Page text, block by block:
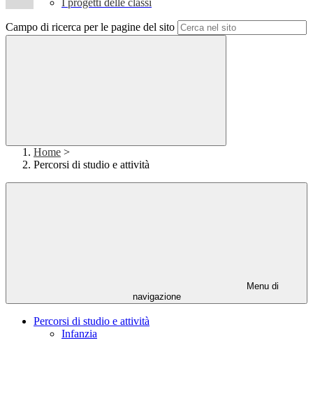
I progetti delle classi
Campo di ricerca per le pagine del sito
Home >
Percorsi di studio e attività
Menu di
navigazione
Percorsi di studio e attività
Infanzia